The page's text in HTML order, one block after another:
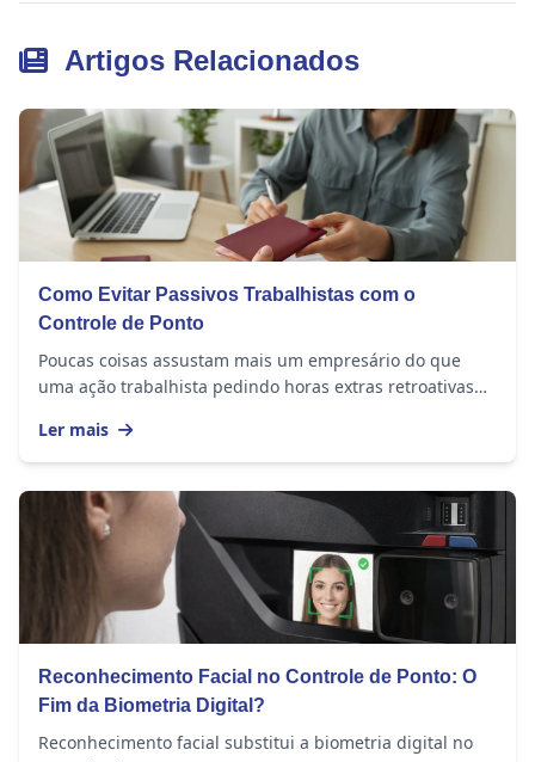
Artigos Relacionados
Como Evitar Passivos Trabalhistas com o
Controle de Ponto
Poucas coisas assustam mais um empresário do que
uma ação trabalhista pedindo horas extras retroativas
Ler mais
Reconhecimento Facial no Controle de Ponto: O
Fim da Biometria Digital?
Reconhecimento facial substitui a biometria digital no